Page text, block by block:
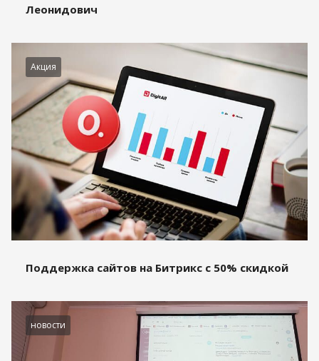
Леонидович
Акция
Поддержка сайтов на Битрикс с 50% скидкой
новости